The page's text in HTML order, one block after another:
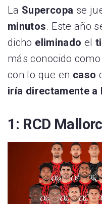
La Supercopa se
minutos. Este año
dicho eliminado el
más conocido
con lo que en caso
iría directamente a
1: RCD